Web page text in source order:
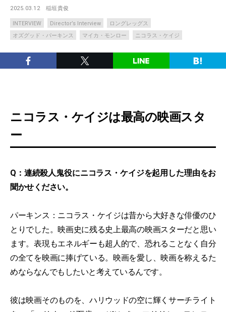
2025.03.12 稲垣貴俊
INTERVIEW Director’s Interview
ロングレッグス
オズグッド・パーキンス
マイカ・モンロー ニコラス・ケイジ
ニコラス・ケイジは最高の映画スタ
ー
Q：連続殺人鬼役にニコラス・ケイジを起用した理由をお
聞かせください。
パーキンス：ニコラス・ケイジは昔から大好きな俳優のひ
とりでした。映画史に残る史上最高の映画スターだと思い
ます。表現もエネルギーも超人的で、恐れることなく自分
の全てを映画に捧げている。映画を愛し、映画を称えるた
めならなんでもしたいと考えているんです。
彼は映画そのものを、ハリウッドの空に輝くサーチライト